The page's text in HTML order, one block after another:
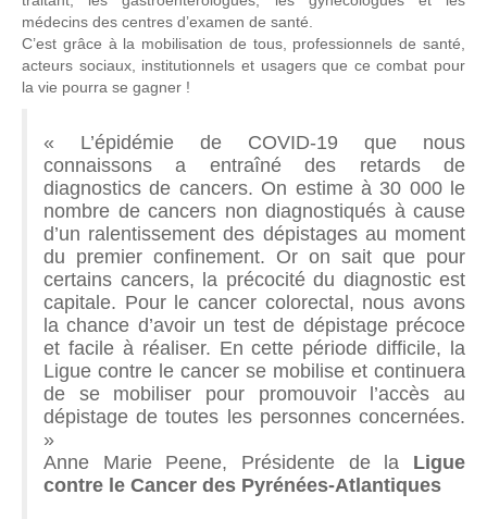
médecins des centres d’examen de santé.
C’est grâce à la mobilisation de tous, professionnels de santé,
acteurs sociaux, institutionnels et usagers que ce combat pour
la vie pourra se gagner !
« L’épidémie de COVID-19 que nous
connaissons a entraîné des retards de
diagnostics de cancers. On estime à 30 000 le
nombre de cancers non diagnostiqués à cause
d’un ralentissement des dépistages au moment
du premier confinement. Or on sait que pour
certains cancers, la précocité du diagnostic est
capitale. Pour le cancer colorectal, nous avons
la chance d’avoir un test de dépistage précoce
et facile à réaliser. En cette période difficile, la
Ligue contre le cancer se mobilise et continuera
de se mobiliser pour promouvoir l’accès au
dépistage de toutes les personnes concernées.
»
Anne Marie Peene, Présidente de la Ligue
contre le Cancer des Pyrénées-Atlantiques